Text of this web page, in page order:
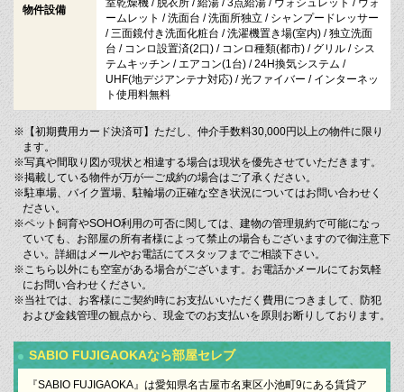
物件設備
ームレット / 洗面台 / 洗面所独立 / シャンプードレッサー
/ 三面鏡付き洗面化粧台 / 洗濯機置き場(室内) / 独立洗面
台 / コンロ設置済(2口) / コンロ種類(都市) / グリル / シス
テムキッチン / エアコン(1台) / 24H換気システム /
UHF(地デジアンテナ対応) / 光ファイバー / インターネッ
ト使用料無料
※【初期費用カード決済可】ただし、仲介手数料30,000円以上の物件に限り
ます。
※写真や間取り図が現状と相違する場合は現状を優先させていただきます。
※掲載している物件が万が一ご成約の場合はご了承ください。
※駐車場、バイク置場、駐輪場の正確な空き状況についてはお問い合わせく
ださい。
※ペット飼育やSOHO利用の可否に関しては、建物の管理規約で可能になっ
ていても、お部屋の所有者様によって禁止の場合もございますので御注意下
さい。詳細はメールやお電話にてスタッフまでご相談下さい。
※こちら以外にも空室がある場合がございます。お電話かメールにてお気軽
にお問い合わせください。
※当社では、お客様にご契約時にお支払いいただく費用につきまして、防犯
および金銭管理の観点から、現金でのお支払いを原則お断りしております。
SABIO FUJIGAOKAなら部屋セレブ
『SABIO FUJIGAOKA』は愛知県名古屋市名東区小池町9にある賃貸ア